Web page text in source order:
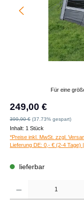
Für eine
Verkaufspreis:
249,00 €
Regulärer Preis:
399,90 € (37.73% gespart)
Inhalt: 1 Stück
*Preise inkl. MwSt. zzgl.
Lieferung DE: 0,- € (2-4
lieferbar